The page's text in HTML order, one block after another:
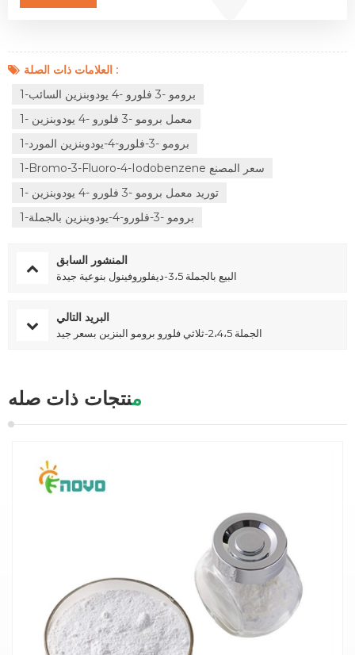
العلامات ذات الصلة :
1-برومو -3 فلورو -4 يودوبنزين السائب
1- معمل برومو -3 فلورو -4 يودوبنزين
1-برومو -3-فلورو-4-يودوبنزين المورد
1-Bromo-3-Fluoro-4-Iodobenzene سعر المصنع
1- توريد معمل برومو -3 فلورو -4 يودوبنزين
1-برومو -3-فلورو-4-يودوبنزين بالجملة
المنشور السابق
البيع بالجملة 3،5-ديفلوروفينول بنوعية جيدة
البريد التالي
الجملة 2،4،5-ثلاثي فلورو برومو البنزين بسعر جيد
منتجات ذات صله